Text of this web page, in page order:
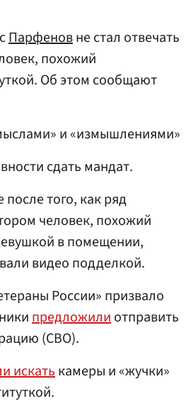
Парфеновне стал отвечать
похожий
Об этом сообщают
и «измышлениями»
сдать мандат.
того, как ряд
человек, похожий
в помещении,
видео подделкой.
России» призвало
предложилиотправить
(СВО).
искатькамеры и «жучки»